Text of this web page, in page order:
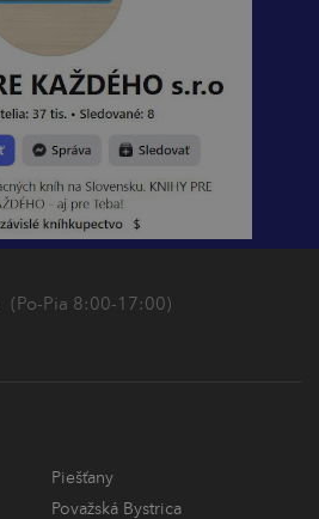
(Po-Pia 8:00-17:00)
Piešťany
Považská Bystrica